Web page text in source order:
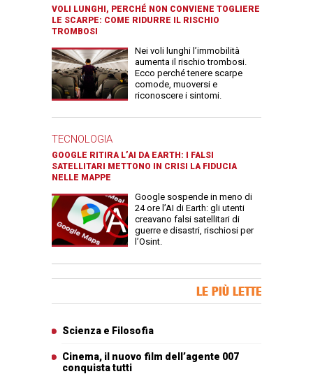
VOLI LUNGHI, PERCHÉ NON CONVIENE TOGLIERE
LE SCARPE: COME RIDURRE IL RISCHIO
TROMBOSI
Nei voli lunghi l’immobilità
aumenta il rischio trombosi.
Ecco perché tenere scarpe
comode, muoversi e
riconoscere i sintomi.
TECNOLOGIA
GOOGLE RITIRA L’AI DA EARTH: I FALSI
SATELLITARI METTONO IN CRISI LA FIDUCIA
NELLE MAPPE
Google sospende in meno di
24 ore l’AI di Earth: gli utenti
creavano falsi satellitari di
guerre e disastri, rischiosi per
l’Osint.
LE PIÙ LETTE
Scienza e Filosofia
Cinema, il nuovo film dell’agente 007
conquista tutti